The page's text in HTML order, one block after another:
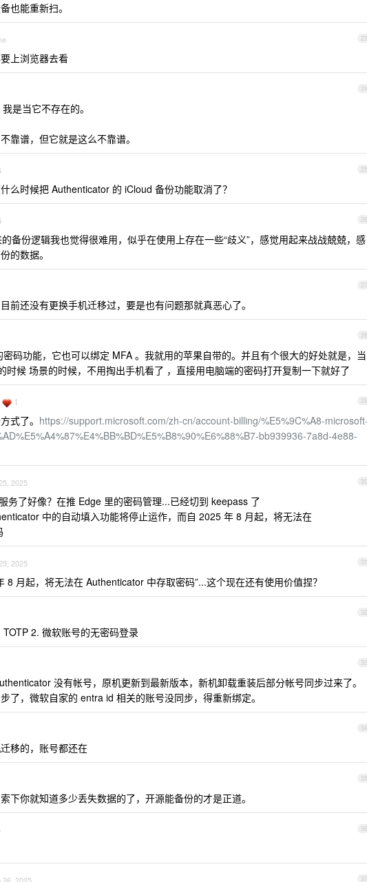
也能重新扫。
23
上浏览器去看
24
是当它不存在的。
靠谱，但它就是这么不靠谱。
25
么时候把 Authenticator 的 iCloud 备份功能取消了？
26
备份逻辑我也觉得很难用，似乎在使用上存在一些“歧义”，感觉用起来战战兢兢，感
的数据。
27
前还没有更换手机迁移过，要是也有问题那就真恶心了。
28
码功能，它也可以绑定 MFA 。我就用的苹果自带的。并且有个很大的好处就是，当
时候 场景的时候，不用掏出手机看了 ，直接用电脑端的密码打开复制一下就好了
29
1
式了。 https://support.microsoft.com/zh-cn/account-billing/%E5%9C%A8-microsoft-
bb939936-7a8d-4e88-
30
2025
务了好像？在推 Edge 里的密码管理...已经切到 keepass 了
中的自动填入功能将停止运作，而自 2025 年 8 月起，将无法在
31
2025
8 月起，将无法在 Authenticator 中存取密码”...这个现在还有使用价值捏？
32
2. 微软账号的无密码登录
33
没有帐号，原机更新到最新版本，新机卸载重装后部分帐号同步过来了。
了，微软自家的 entra id 相关的账号没同步，得重新绑定。
34
移的，账号都还在
35
下你就知道多少丢失数据的了，开源能备份的才是正道。
36
37